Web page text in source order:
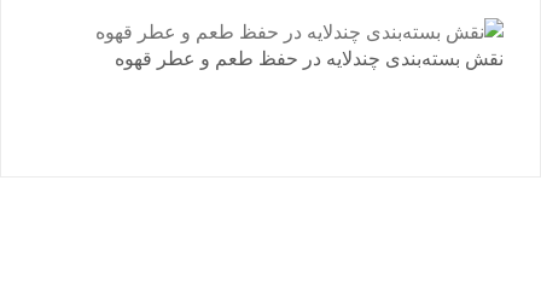
نقش بسته‌بندی چندلایه در حفظ طعم و عطر قهوه